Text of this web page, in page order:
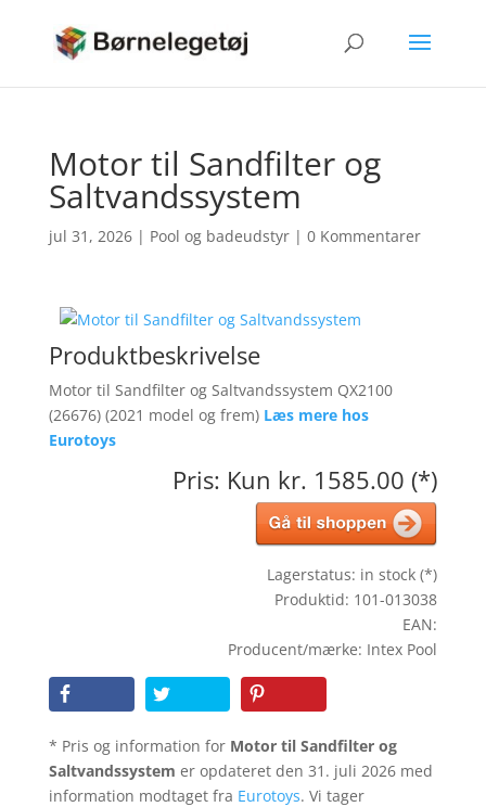
Motor til Sandfilter og
Saltvandssystem
jul 31, 2026| Pool og badeudstyr| 0 Kommentarer
Produktbeskrivelse
Motor til Sandfilter og Saltvandssystem QX2100
(26676) (2021 model og frem) Læs mere hos
Eurotoys
Pris: Kun kr. 1585.00 (*)
Lagerstatus: in stock (*)
Produktid: 101-013038
EAN:
Producent/mærke: Intex Pool
* Pris og information for Motor til Sandfilter og
Saltvandssystem er opdateret den 31. juli 2026 med
information modtaget fra Eurotoys. Vi tager